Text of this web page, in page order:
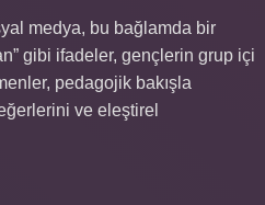
medya, bu bağlamda bir
gibi ifadeler, gençlerin grup içi
pedagojik bakışla
ve eleştirel